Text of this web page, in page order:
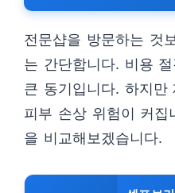
전문샵을 방문하는 것
는 간단합니다. 비용
큰 동기입니다. 하지만
피부 손상 위험이 커집
을 비교해보겠습니다.